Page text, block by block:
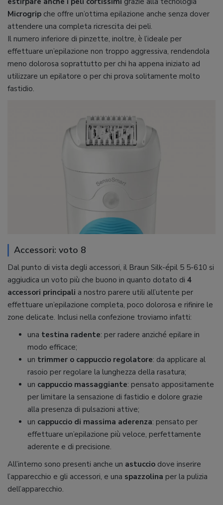
Microgrip che offre un’ottima epilazione anche senza dover
attendere una completa ricrescita dei peli.
Il numero inferiore di pinzette, inoltre, è l’ideale per
effettuare un’epilazione non troppo aggressiva, rendendola
meno dolorosa soprattutto per chi ha appena iniziato ad
utilizzare un epilatore o per chi prova solitamente molto
fastidio.
Accessori: voto 8
Dal punto di vista degli accessori, il Braun Silk-épil 5 5-610 si
aggiudica un voto più che buono in quanto dotato di 4
accessori principali a nostro parere utili all’utente per
effettuare un’epilazione completa, poco dolorosa e rifinire le
zone delicate. Inclusi nella confezione troviamo infatti:
una testina radente: per radere anziché epilare in
modo efficace;
un trimmer o cappuccio regolatore: da applicare al
rasoio per regolare la lunghezza della rasatura;
un cappuccio massaggiante: pensato appositamente
per limitare la sensazione di fastidio e dolore grazie
alla presenza di pulsazioni attive;
un cappuccio di massima aderenza: pensato per
effettuare un’epilazione più veloce, perfettamente
aderente e di precisione.
All’interno sono presenti anche un astuccio dove inserire
l’apparecchio e gli accessori, e una spazzolina per la pulizia
dell’apparecchio.